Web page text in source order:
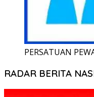
PERSATUAN
RADAR BERITA